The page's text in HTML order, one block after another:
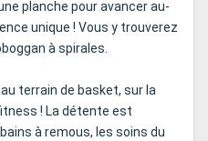
planche pour avancer au-
unique ! Vous y trouverez
à spirales.
terrain de basket, sur la
! La détente est
à remous, les soins du